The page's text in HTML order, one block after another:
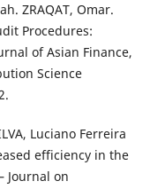
ZRAQAT, Omar.
Procedures:
of Asian Finance,
Science
Luciano Ferreira
efficiency in the
Journal on